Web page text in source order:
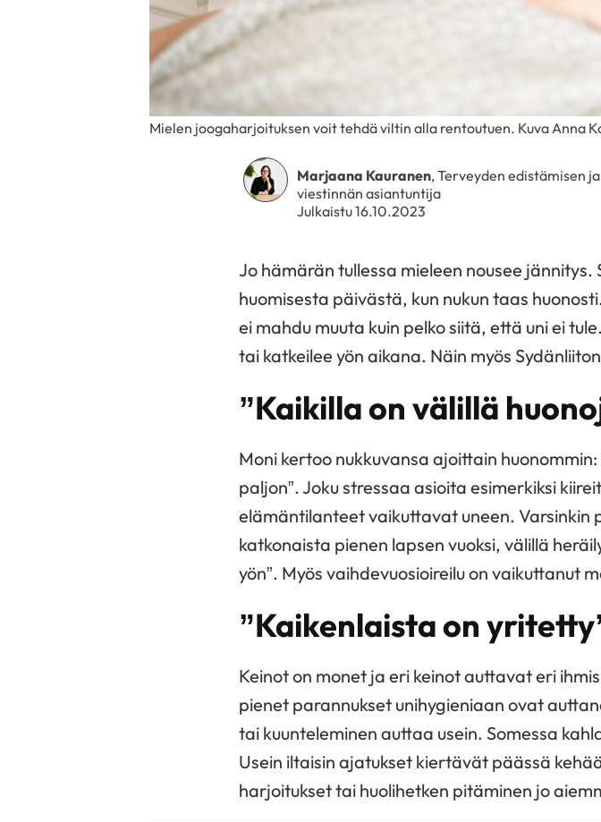
Marjaana Kauranen, Terveyden edistämisen ja
viestinnän asiantuntija
Julkaistu 16.10.2023
Mielen joogaharjoituksen voit tehdä viltin alla rentoutuen. Kuva Anna
Jo hämärän tullessa mieleen nousee
huomisesta päivästä, kun nukun taas
ei mahdu muuta kuin pelko siitä, että uni ei
tai katkeilee yön aikana. Näin myös
”Kaikilla on välillä
Moni kertoo nukkuvansa ajoittain
paljon”. Joku stressaa asioita esimerkiksi
elämäntilanteet vaikuttavat uneen. Varsinkin
katkonaista pienen lapsen vuoksi, välillä
yön”. Myös vaihdevuosioireilu on vaikuttanut
”Kaikenlaista on
Keinot on monet ja eri keinot auttavat eri
pienet parannukset unihygieniaan ovat
tai kuunteleminen auttaa usein. Somessa
Usein iltaisin ajatukset kiertävät päässä
harjoitukset tai huolihetken pitäminen jo